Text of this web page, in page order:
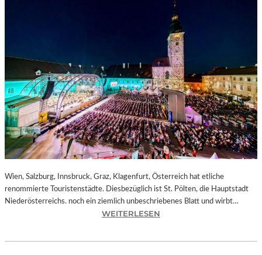
Wien, Salzburg, Innsbruck, Graz, Klagenfurt, Österreich hat etliche
renommierte Touristenstädte. Diesbezüglich ist St. Pölten, die Hauptstadt
Niederösterreichs. noch ein ziemlich unbeschriebenes Blatt und wirbt…
WEITERLESEN